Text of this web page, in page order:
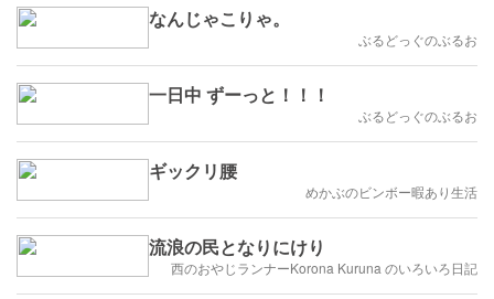
なんじゃこりゃ。
ぶるどっぐのぶるお
一日中 ずーっと！！！
ぶるどっぐのぶるお
ギックリ腰
めかぶのビンボー暇あり生活
流浪の民となりにけり
西のおやじランナーKorona Kuruna のいろいろ日記